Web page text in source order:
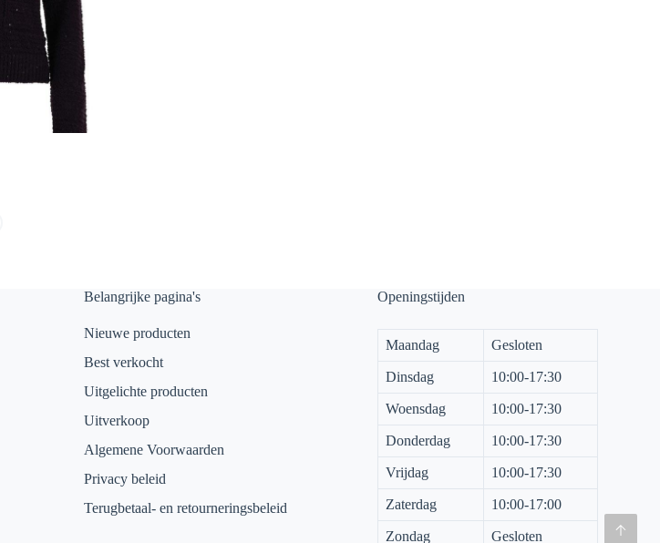
Belangrijke pagina's
Nieuwe producten
Best verkocht
Uitgelichte producten
Uitverkoop
Algemene Voorwaarden
Privacy beleid
Terugbetaal- en retourneringsbeleid
Openingstijden
Maandag Gesloten
Dinsdag 10:00-17:30
Woensdag 10:00-17:30
Donderdag 10:00-17:30
Vrijdag 10:00-17:30
Zaterdag 10:00-17:00
Zondag Gesloten